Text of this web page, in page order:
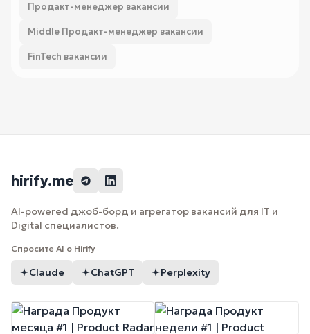
Продакт-менеджер вакансии
Middle Продакт-менеджер вакансии
FinTech вакансии
hirify.me
AI-powered джоб-борд и агрегатор вакансий для IT и
Digital специалистов.
Спросите AI о Hirify
Claude ChatGPT Perplexity